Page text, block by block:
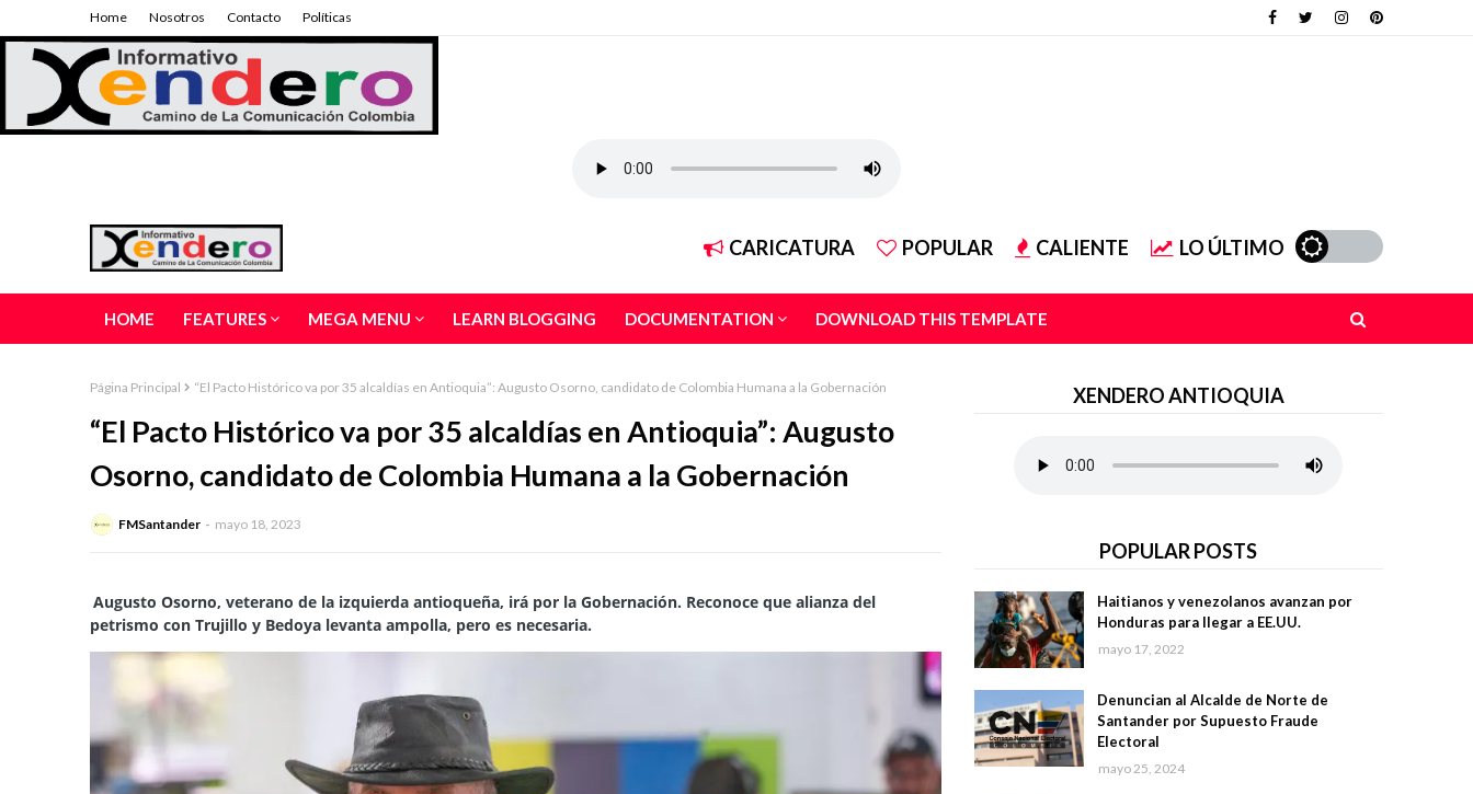
Home Nosotros Contacto Políticas
CARICATURA POPULAR CALIENTE LO ÚLTIMO
HOME FEATURES MEGA MENU LEARN BLOGGING DOCUMENTATION DOWNLOAD THIS TEMPLATE
Página Principal “El Pacto Histórico va por 35 alcaldías en Antioquia”: Augusto Osorno, candidato de Colombia Humana a la Gobernación
“El Pacto Histórico va por 35 alcaldías en Antioquia”: Augusto
Osorno, candidato de Colombia Humana a la Gobernación
FMSantander mayo 18, 2023
Augusto Osorno, veterano de la izquierda antioqueña, irá por la Gobernación. Reconoce que alianza del
petrismo con Trujillo y Bedoya levanta ampolla, pero es necesaria.
XENDERO ANTIOQUIA
POPULAR POSTS
Haitianos y venezolanos avanzan por
Honduras para llegar a EE.UU.
mayo 17, 2022
Denuncian al Alcalde de Norte de
Santander por Supuesto Fraude
Electoral
mayo 25, 2024